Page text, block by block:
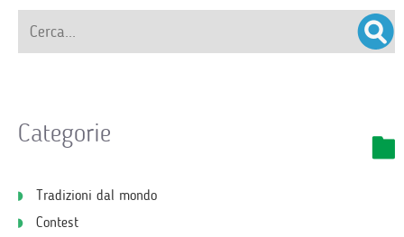
Categorie
Tradizioni dal mondo
Contest